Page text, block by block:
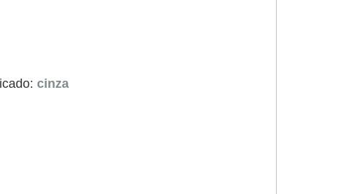
cinza